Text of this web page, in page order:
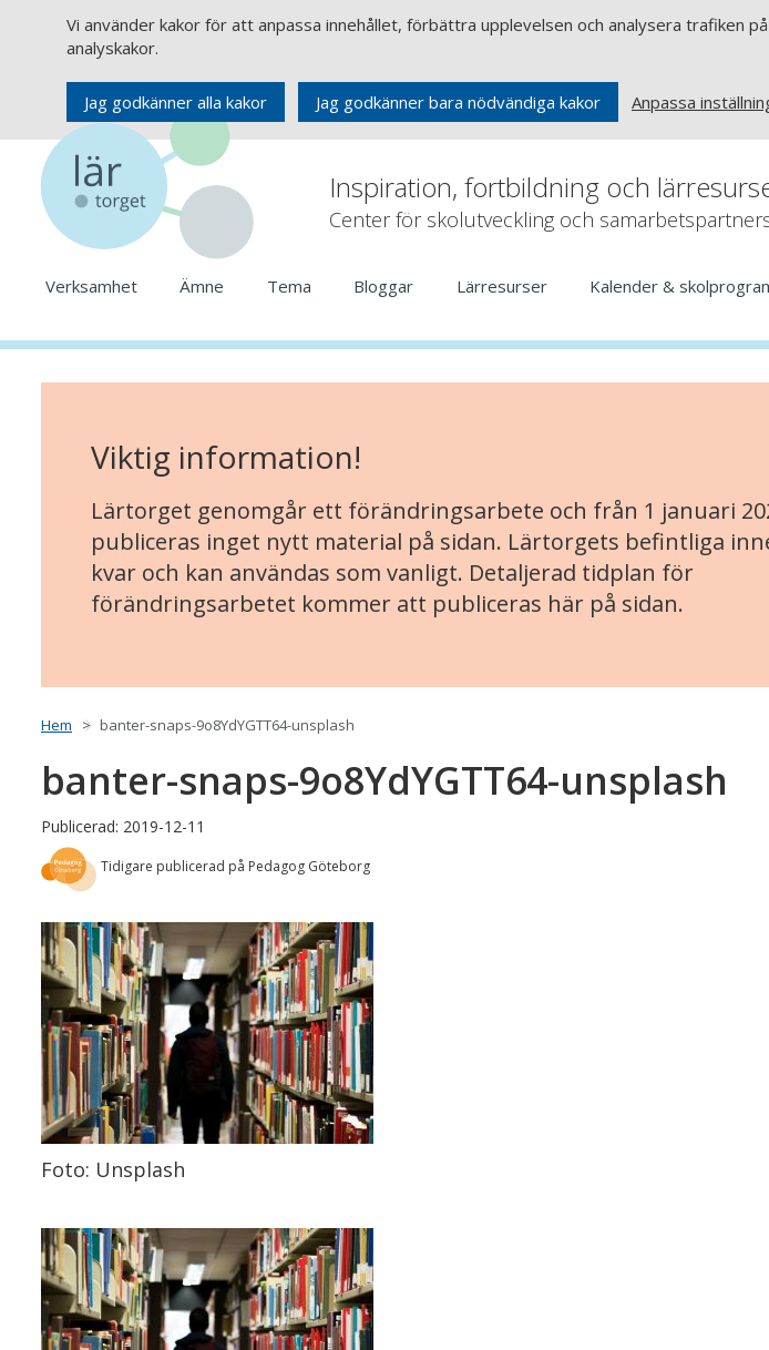
Vi använder kakor för att anpassa innehållet, förbättra upplevelsen och analysera trafiken
analyskakor.
Jag godkänner alla kakor Jag godkänner bara nödvändiga kakor Anpassa
Inspiration, fortbildning och
Center för skolutveckling och
Verksamhet Ämne Tema Bloggar Lärresurser Kalender &
Viktig information!
Lärtorget genomgår ett förändringsarbete och från 1 januari
publiceras inget nytt material på sidan. Lärtorgets befintliga
kvar och kan användas som vanligt. Detaljerad tidplan för
förändringsarbetet kommer att publiceras här på sidan.
Hem banter-snaps-9o8YdYGTT64-unsplash
banter-snaps-9o8YdYGTT64-unsplash
Publicerad: 2019-12-11
Tidigare publicerad på Pedagog Göteborg
Foto: Unsplash